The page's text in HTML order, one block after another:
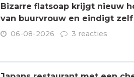
Bizarre flatsoap krijgt nieuw
van buurvrouw en eindigt zelf
06-08-2026 3 reacties